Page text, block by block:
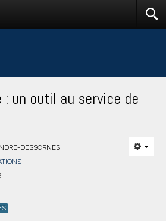
: un outil au service de
DESSORNES